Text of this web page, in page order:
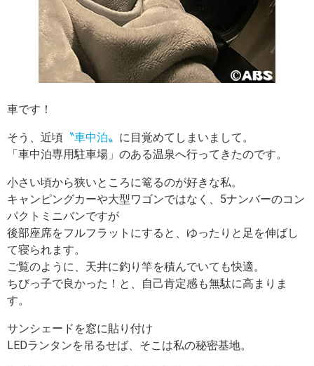
車です！
そう、近頃 〝車中泊〟 に目覚めてしまいまして。
「車中泊専用駐車場」のある温泉へ行ってきたのです。
小さい頃から狭いところに篭るのが好きな私。
キャンピングカーや大型ワゴンではなく、5ナンバーのコン
パクトミニバンですが
後部座席をフルフラットにすると、ゆったりと足を伸ばし
て寝られます。
ご覧のように、天井に釣り竿を積んでいても快適。
ちびっ子で良かった！と、自己肯定感も無駄に高まりま
す。
サンシェードを窓に貼り付け
LEDランタンを吊るせば、そこは私の秘密基地。